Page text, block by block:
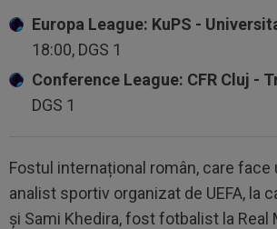
Europa League: KuPS -
18:00, DGS 1
Conference League: CFR Cluj -
DGS 1
Fostul internațional român, care face
analist sportiv organizat de UEFA, la
și Sami Khedira, fost fotbalist la Real